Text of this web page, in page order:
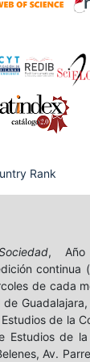
, Año
continua
de cada
de la
Estudios de
Av.